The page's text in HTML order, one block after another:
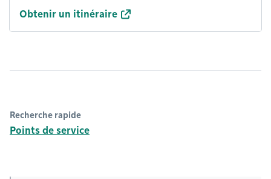
Obtenir un itinéraire
Recherche rapide
Points de service